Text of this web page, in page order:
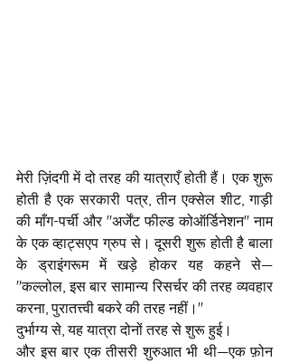
मेरी ज़िंदगी में दो तरह की यात्राएँ होती हैं। एक शुरू
होती है एक सरकारी पत्र, तीन एक्सेल शीट, गाड़ी
की माँग-पर्ची और "अर्जेंट फील्ड कोऑर्डिनेशन" नाम
के एक व्हाट्सएप ग्रुप से। दूसरी शुरू होती है बाला
के ड्राइंगरूम में खड़े होकर यह कहने से—
"कल्लोल, इस बार सामान्य रिसर्चर की तरह व्यवहार
करना, पुरातत्त्वी बकरे की तरह नहीं।"
दुर्भाग्य से, यह यात्रा दोनों तरह से शुरू हुई।
और इस बार एक तीसरी शुरुआत भी थी—एक फ़ोन